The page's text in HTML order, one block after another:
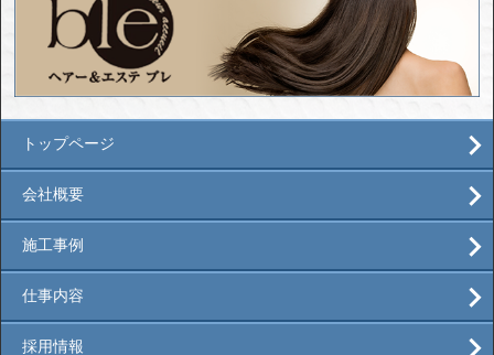
トップページ
会社概要
施工事例
仕事内容
採用情報